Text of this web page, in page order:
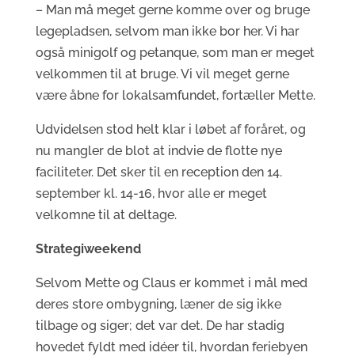
– Man må meget gerne komme over og bruge
legepladsen, selvom man ikke bor her. Vi har
også minigolf og petanque, som man er meget
velkommen til at bruge. Vi vil meget gerne
være åbne for lokalsamfundet, fortæller Mette.
Udvidelsen stod helt klar i løbet af foråret, og
nu mangler de blot at indvie de flotte nye
faciliteter. Det sker til en reception den 14.
september kl. 14-16, hvor alle er meget
velkomne til at deltage.
Strategiweekend
Selvom Mette og Claus er kommet i mål med
deres store ombygning, læner de sig ikke
tilbage og siger; det var det. De har stadig
hovedet fyldt med idéer til, hvordan feriebyen